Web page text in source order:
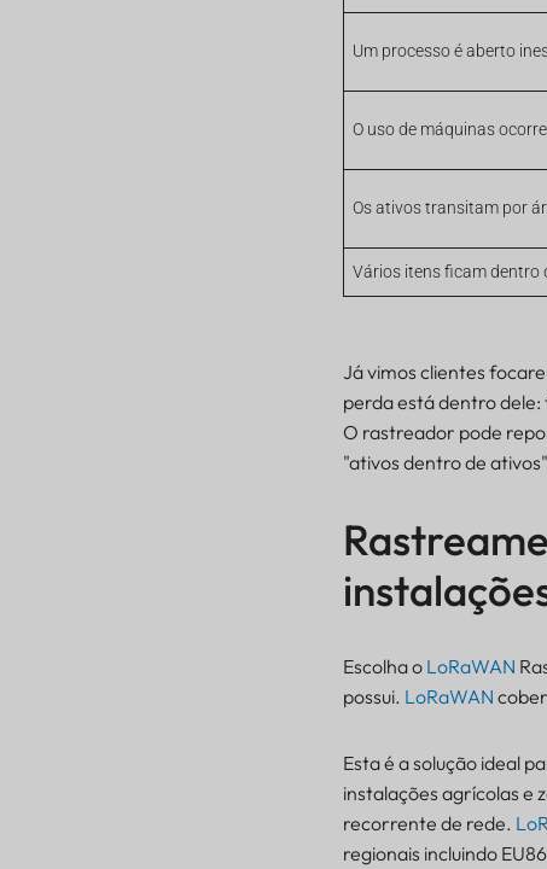
Um processo é aberto
O uso de máquinas
Os ativos transitam por
Vários itens ficam dentro
Já vimos clientes
perda está dentro
O rastreador pode
"ativos dentro de
Escolha o LoRaWAN
possui. LoRaWAN
Esta é a solução ideal
instalações agrícolas e
recorrente de rede.
regionais incluindo